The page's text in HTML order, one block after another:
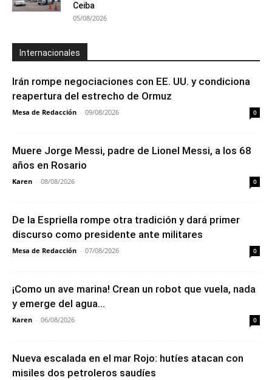
Ceiba
05/08/2026
Internacionales
Irán rompe negociaciones con EE. UU. y condiciona
reapertura del estrecho de Ormuz
Mesa de Redacción - 09/08/2026 0
Muere Jorge Messi, padre de Lionel Messi, a los 68
años en Rosario
Karen - 08/08/2026 0
De la Espriella rompe otra tradición y dará primer
discurso como presidente ante militares
Mesa de Redacción - 07/08/2026 0
¡Como un ave marina! Crean un robot que vuela, nada
y emerge del agua...
Karen - 06/08/2026 0
Nueva escalada en el mar Rojo: hutíes atacan con
misiles dos petroleros saudíes